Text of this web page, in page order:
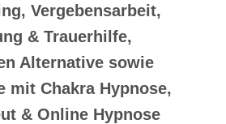
Vergebensarbeit,
& Trauerhilfe,
Alternative sowie
mit Chakra Hypnose,
& Online Hypnose